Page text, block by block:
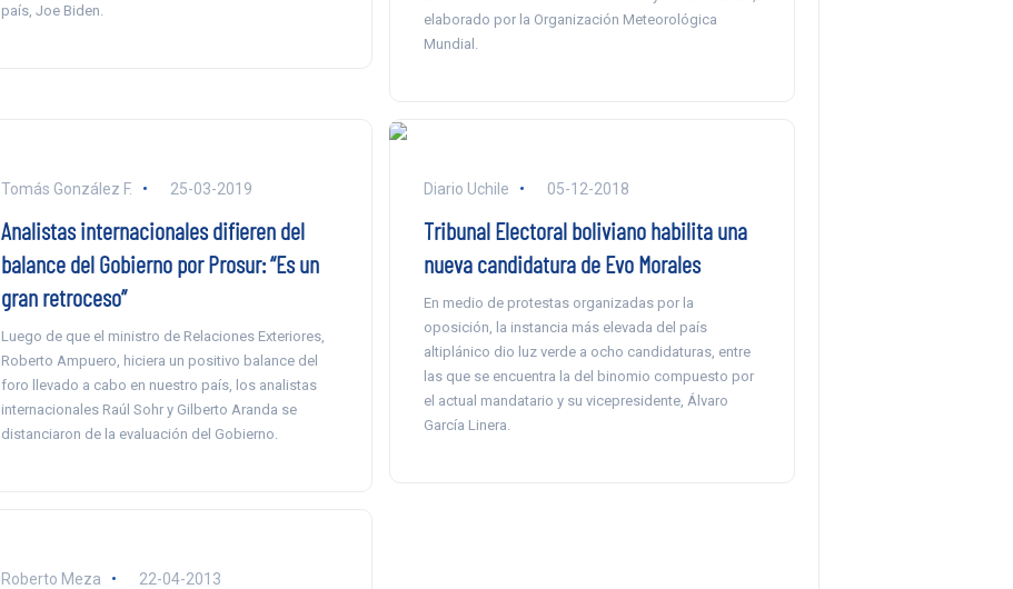
país, Joe Biden.
elaborado por la Organización Meteorológica
Mundial.
Tomás González F. 25-03-2019
Analistas internacionales difieren del
balance del Gobierno por Prosur: “Es un
gran retroceso”
Luego de que el ministro de Relaciones Exteriores,
Roberto Ampuero, hiciera un positivo balance del
foro llevado a cabo en nuestro país, los analistas
internacionales Raúl Sohr y Gilberto Aranda se
distanciaron de la evaluación del Gobierno.
Diario Uchile 05-12-2018
Tribunal Electoral boliviano habilita una
nueva candidatura de Evo Morales
En medio de protestas organizadas por la
oposición, la instancia más elevada del país
altiplánico dio luz verde a ocho candidaturas, entre
las que se encuentra la del binomio compuesto por
el actual mandatario y su vicepresidente, Álvaro
García Linera.
Roberto Meza 22-04-2013